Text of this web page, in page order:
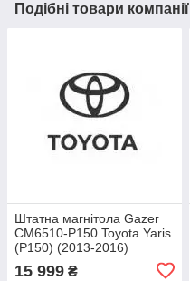
Подібні товари компанії
Штатна магнітола Gazer
CM6510-P150 Toyota Yaris
(P150) (2013-2016)
15 999 ₴